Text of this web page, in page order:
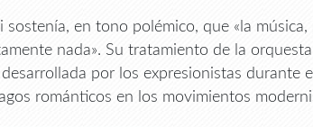
en tono polémico, que «la
nada». Su tratamiento de la
desarrollada por los expresionistas durante
románticos en los movimientos